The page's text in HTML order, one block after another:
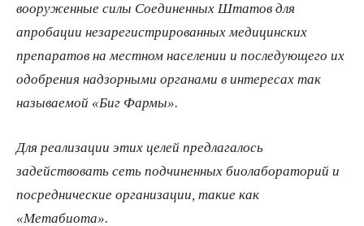
вооруженные силы Соединенных Штатов для
апробации незарегистрированных медицинских
препаратов на местном населении и последующего их
одобрения надзорными органами в интересах так
называемой «Биг Фармы».
Для реализации этих целей предлагалось
задействовать сеть подчиненных биолабораторий и
посреднические организации, такие как
«Метабиота».